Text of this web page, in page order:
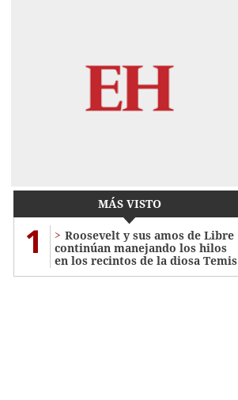
MÁS VISTO
1
Roosevelt y sus amos de Libre
continúan manejando los hilos
en los recintos de la diosa Temis